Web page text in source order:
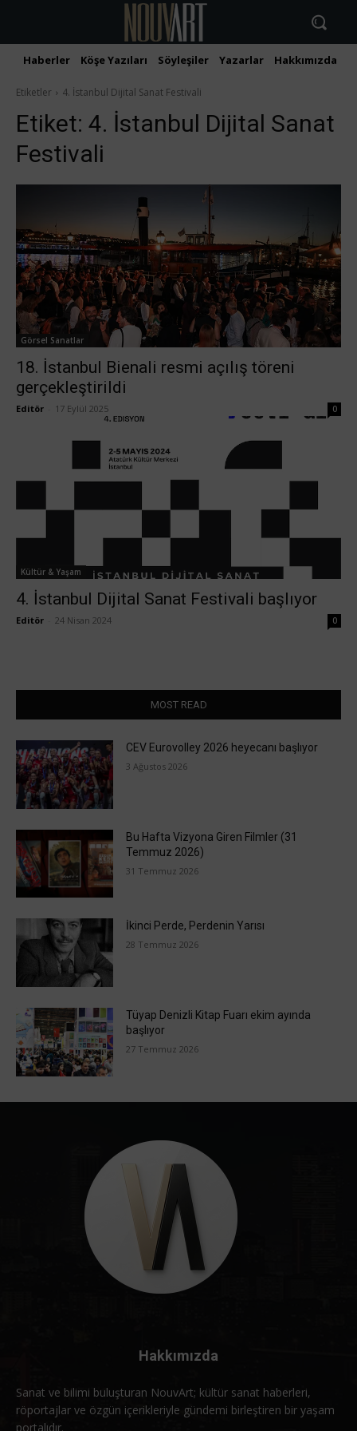
Haberler Köşe Yazıları Söyleşiler Yazarlar Hakkımızda
Etiketler 4. İstanbul Dijital Sanat Festivali
Etiket: 4. İstanbul Dijital Sanat
Festivali
Görsel Sanatlar
18. İstanbul Bienali resmi açılış töreni
gerçekleştirildi
Editör 17 Eylül 2025 0
Kültür & Yaşam
4. İstanbul Dijital Sanat Festivali başlıyor
Editör 24 Nisan 2024 0
MOST READ
CEV Eurovolley 2026 heyecanı başlıyor
3 Ağustos 2026
Bu Hafta Vizyona Giren Filmler (31
Temmuz 2026)
31 Temmuz 2026
İkinci Perde, Perdenin Yarısı
28 Temmuz 2026
Tüyap Denizli Kitap Fuarı ekim ayında
başlıyor
27 Temmuz 2026
Hakkımızda
Sanat ve bilimi buluşturan NouvArt; kültür sanat haberleri,
röportajlar ve özgün içerikleriyle gündemi birleştiren bir yaşam
portalıdır.